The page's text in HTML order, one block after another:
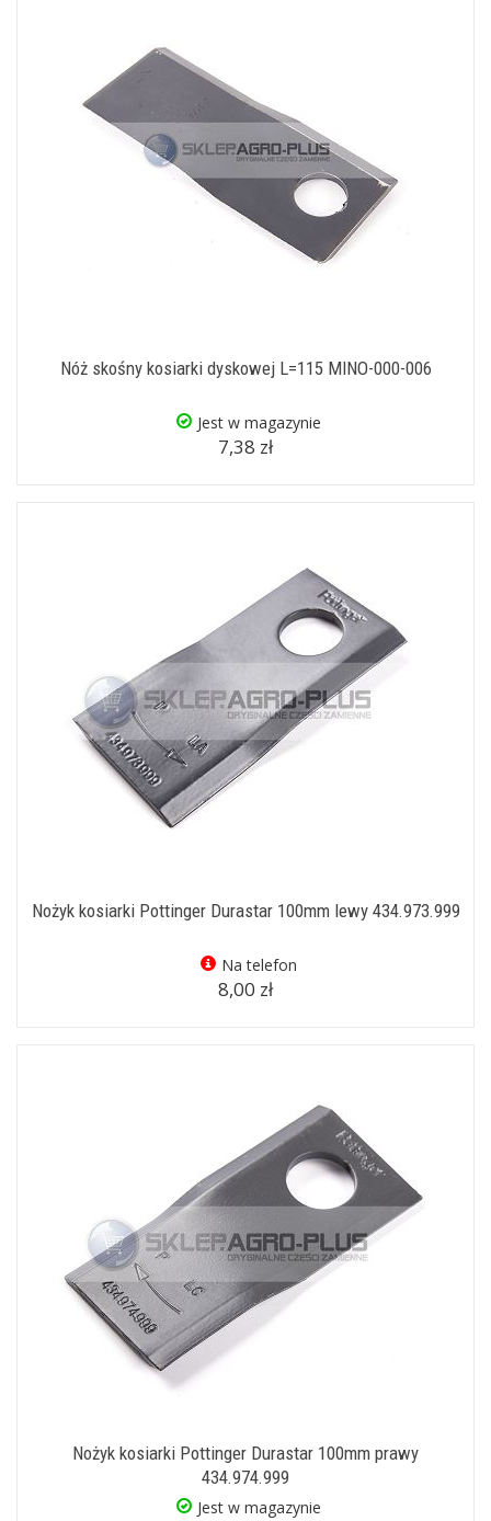
Nóż skośny kosiarki dyskowej L=115 MINO-000-006
Jest w magazynie
7,38 zł
Nożyk kosiarki Pottinger Durastar 100mm lewy 434.973.999
Na telefon
8,00 zł
Nożyk kosiarki Pottinger Durastar 100mm prawy
434.974.999
Jest w magazynie